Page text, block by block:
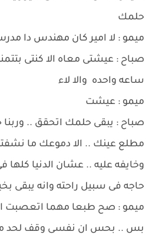
حلمك
ميمو : لا امير كان مهندس دا
صباح : عيشتى معاه الا كنتى
ساعه واحده والا لاء
ميمو : عيشت
صباح : يبقى حلمك اتحقق .. وربنا
مطلع عينك .. الا دموعك ما
وخايفه عليه .. عشان الدنيا
حاجه فى سبيل راحته وانه يبقى
ميمو : صح طبعا مهما اتعصبت
بس .. بحس ان نفسى وقف لحد